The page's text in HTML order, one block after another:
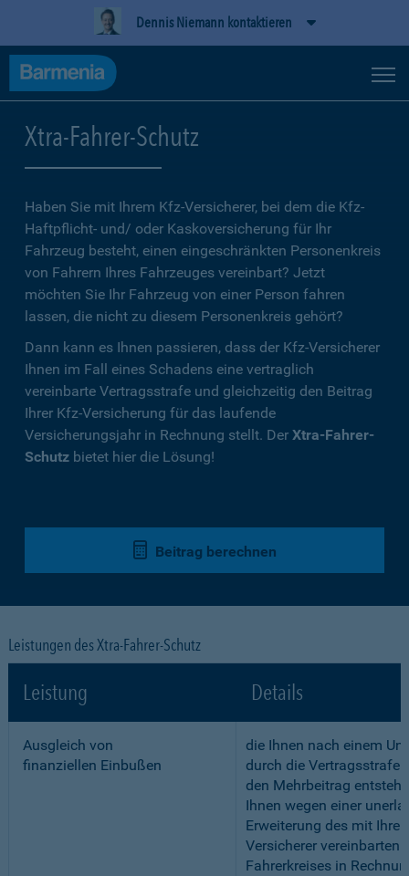
Dennis Niemann kontaktieren
Xtra-Fahrer-Schutz
Haben Sie mit Ihrem Kfz-Versicherer, bei dem die Kfz-
Haftpflicht- und/ oder Kaskoversicherung für Ihr
Fahrzeug besteht, einen eingeschränkten Personenkreis
von Fahrern Ihres Fahrzeuges vereinbart? Jetzt
möchten Sie Ihr Fahrzeug von einer Person fahren
lassen, die nicht zu diesem Personenkreis gehört?
Dann kann es Ihnen passieren, dass der Kfz-Versicherer
Ihnen im Fall eines Schadens eine vertraglich
vereinbarte Vertragsstrafe und gleichzeitig den Beitrag
Ihrer Kfz-Versicherung für das laufende
Versicherungsjahr in Rechnung stellt. Der Xtra-Fahrer-
Schutz bietet hier die Lösung!
Beitrag berechnen
Leistungen des Xtra-Fahrer-Schutz
Leistung Details
Ausgleich von
finanziellen Einbußen
die Ihnen nach einem
durch die Vertragsstrafe
den Mehrbeitrag
Ihnen wegen einer
Erweiterung des mit
Versicherer vereinbarten
Fahrerkreises in